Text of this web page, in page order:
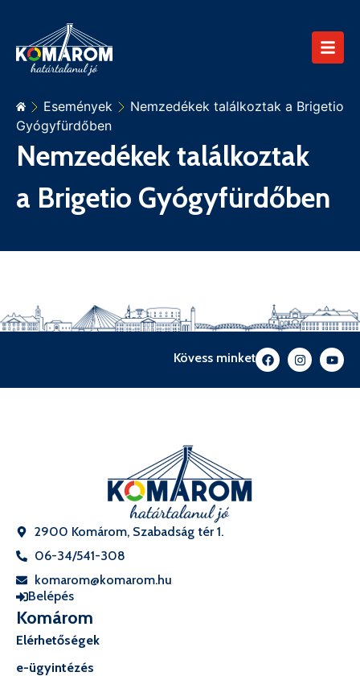
Események
Nemzedékek találkoztak a Brigetio
Gyógyfürdőben
Nemzedékek találkoztak
a Brigetio Gyógyfürdőben
Kövess minket
2900 Komárom, Szabadság tér 1.
06-34/541-308
komarom@komarom.hu
Belépés
Komárom
Elérhetőségek
e-ügyintézés